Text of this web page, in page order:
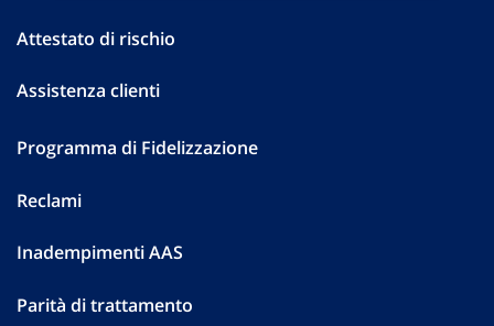
Attestato di rischio
Assistenza clienti
Programma di Fidelizzazione
Reclami
Inadempimenti AAS
Parità di trattamento